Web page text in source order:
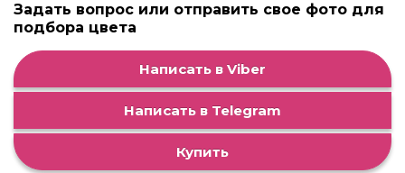
Задать вопрос или отправить свое фото для
подбора цвета
Написать в Viber
Написать в Telegram
Купить